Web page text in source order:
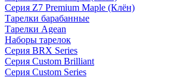
Серия Z7 Premium Maple (Клён)
Тарелки барабанные
Тарелки Agean
Наборы тарелок
Серия BRX Series
Серия Custom Brilliant
Серия Custom Series